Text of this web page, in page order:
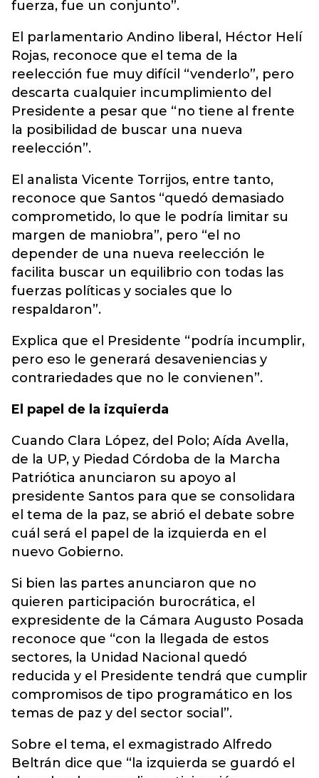
fuerza, fue un conjunto”.
El parlamentario Andino liberal, Héctor Helí
Rojas, reconoce que el tema de la
reelección fue muy difícil “venderlo”, pero
descarta cualquier incumplimiento del
Presidente a pesar que “no tiene al frente
la posibilidad de buscar una nueva
reelección”.
El analista Vicente Torrijos, entre tanto,
reconoce que Santos “quedó demasiado
comprometido, lo que le podría limitar su
margen de maniobra”, pero “el no
depender de una nueva reelección le
facilita buscar un equilibrio con todas las
fuerzas políticas y sociales que lo
respaldaron”.
Explica que el Presidente “podría incumplir,
pero eso le generará desaveniencias y
contrariedades que no le convienen”.
El papel de la izquierda
Cuando Clara López, del Polo; Aída Avella,
de la UP, y Piedad Córdoba de la Marcha
Patriótica anunciaron su apoyo al
presidente Santos para que se consolidara
el tema de la paz, se abrió el debate sobre
cuál será el papel de la izquierda en el
nuevo Gobierno.
Si bien las partes anunciaron que no
quieren participación burocrática, el
expresidente de la Cámara Augusto Posada
reconoce que “con la llegada de estos
sectores, la Unidad Nacional quedó
reducida y el Presidente tendrá que cumplir
compromisos de tipo programático en los
temas de paz y del sector social”.
Sobre el tema, el exmagistrado Alfredo
Beltrán dice que “la izquierda se guardó el